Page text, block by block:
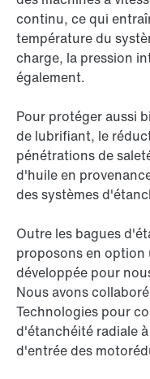
continu, ce qui
température du
charge, la pression
également.
Pour protéger aussi
de lubrifiant, le
pénétrations de
d'huile en
des systèmes
Outre les bagues
proposons en option
développée pour
Nous avons
Technologies pour
d'étanchéité radiale
d'entrée des